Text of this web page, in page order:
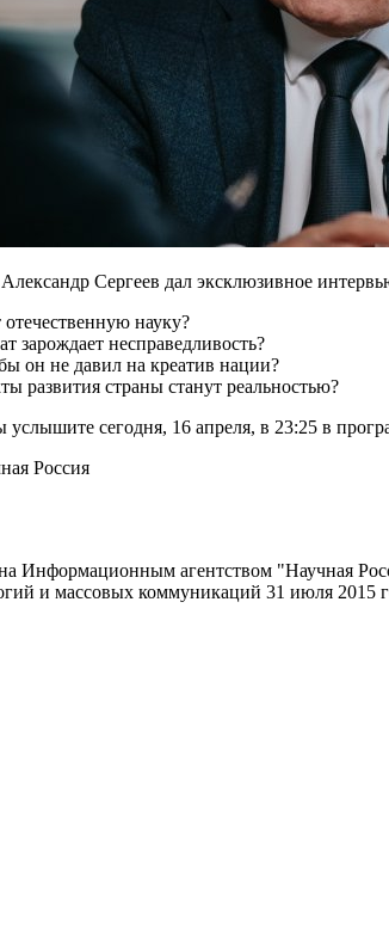
Сергеев дал эксклюзивное
науку?
зарождает несправедливость?
он не давил на креатив нации?
развития страны станут реальностью?
сегодня, 16 апреля, в 23:25 в
Россия
Информационным агентством "Научная
и массовых коммуникаций 31 июля 2015